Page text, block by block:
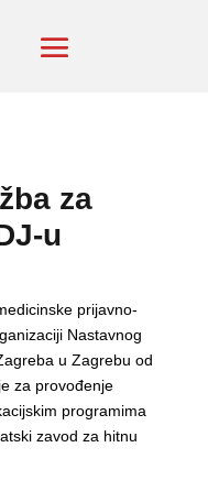
za
u
prijavno-
Nastavnog
u Zagrebu od
za provođenje
programima
zavod za hitnu